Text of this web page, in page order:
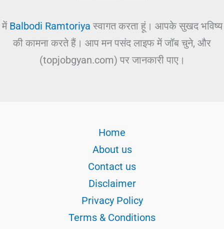
में Balbodi Ramtoriya स्वागत करता हूं। आपके सुखद भविष्य
की कामना करते हैं। आप मन पसंद लाइफ में जॉब चुने, और
(topjobgyan.com) पर जानकारी पाए।
Home
About us
Contact us
Disclaimer
Privacy Policy
Terms & Conditions